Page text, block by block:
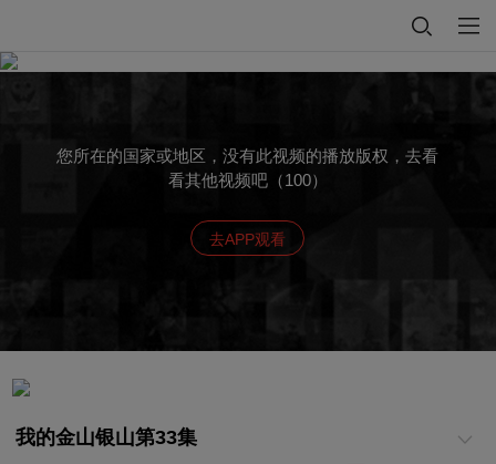
您所在的国家或地区，没有此视频的播放版权，去看
看其他视频吧（100）
去APP观看
我的金山银山第33集